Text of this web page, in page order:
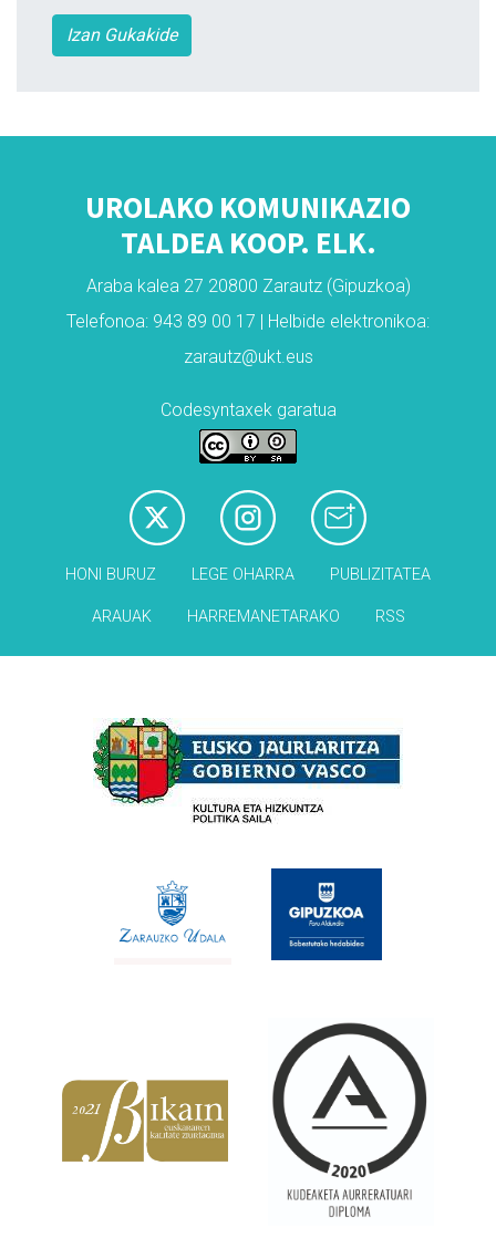
Izan Gukakide
UROLAKO KOMUNIKAZIO
TALDEA KOOP. ELK.
Araba kalea 27 20800 Zarautz (Gipuzkoa)
Telefonoa: 943 89 00 17 | Helbide elektronikoa:
zarautz@ukt.eus
Codesyntaxek garatua
HONI BURUZ LEGE OHARRA PUBLIZITATEA
ARAUAK HARREMANETARAKO RSS